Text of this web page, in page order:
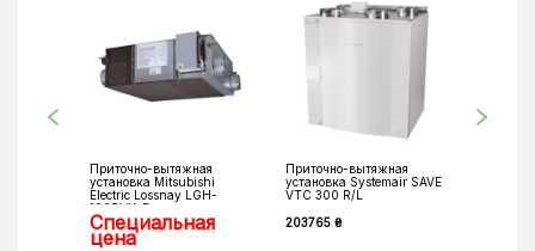
Приточно-вытяжная
установка Mitsubishi
Electric Lossnay LGH-
100RVX-E
Специальная
цена
Приточно-вытяжная
установка Systemair SAVE
VTC 300 R/L
203765 ₴